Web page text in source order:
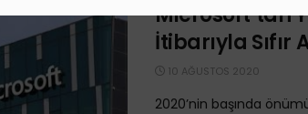
Microsoft’tan
İtibarıyla Sıfır
10 AĞUSTOS 2020
2020’nin başında